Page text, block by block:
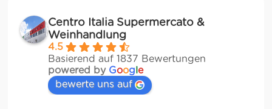
Centro Italia Supermercato &
Weinhandlung
4.5
Basierend auf 1837 Bewertungen
powered by Google
bewerte uns auf